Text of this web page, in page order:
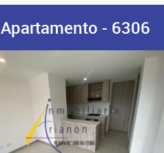
Apartamento - 6306